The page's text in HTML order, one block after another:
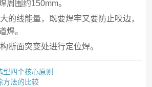
周围约150mm。
的线能量，既要焊牢又要防止咬边，
焊。
断面突变处进行定位焊。
四个核心原则
方法的比较